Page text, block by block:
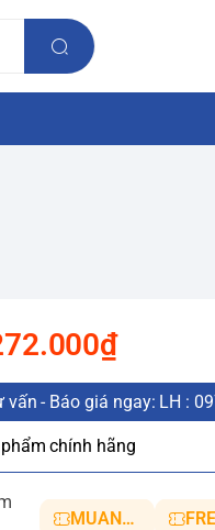
vấn - Báo giá ngay: LH :
chính hãng
MUANHANH01